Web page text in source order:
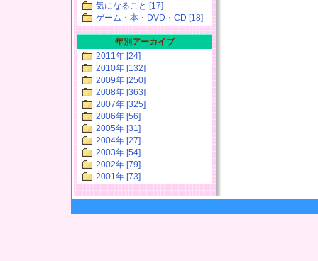
気になること [17]
ゲーム・本・DVD・CD [18]
年別アーカイブ
2011年 [24]
2010年 [132]
2009年 [250]
2008年 [363]
2007年 [325]
2006年 [56]
2005年 [31]
2004年 [27]
2003年 [54]
2002年 [79]
2001年 [73]